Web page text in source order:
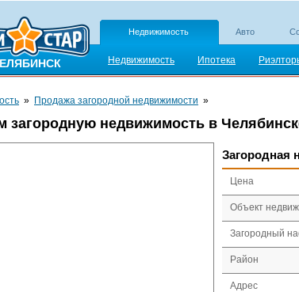
Недвижимость Авто
Недвижимость Ипотека
» Продажа загородной недвижимости »
загородную недвижимость в
Загородная
Цена
Объект
Загородный
Район
Адрес